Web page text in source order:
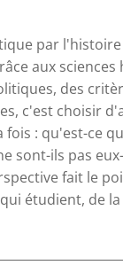
par
aux sciences
des
c'est choisir
fois : qu'est-ce
sont-ils pas
fait le
étudient, de